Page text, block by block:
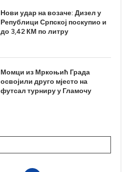
Нови удар на возаче: Дизел у
Републици Српској поскупио и
до 3,42 КМ по литру
Момци из Мркоњић Града
освојили друго мјесто на
футсал турниру у Гламочу